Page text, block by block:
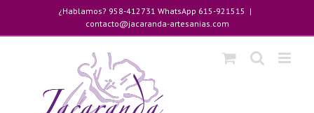
contenido
¿Hablamos? 958-412731 WhatsApp 615-921515 |
contacto@jacaranda-artesanias.com